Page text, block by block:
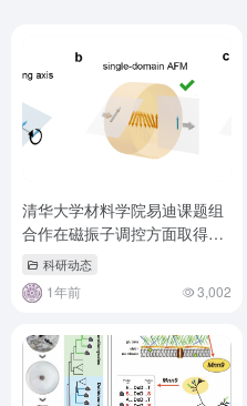
清华大学材料学院易迪课题组
合作在磁振子调控方面取得进
展 科研动态
1年前 3,002